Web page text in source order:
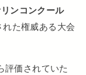
ンコンクール
れた権威ある大会
評価されていた